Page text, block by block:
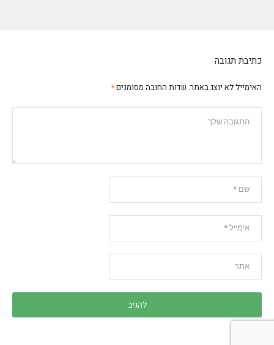
כתיבת תגובה
האימייל לא יוצג באתר. שדות החובה מסומנים*